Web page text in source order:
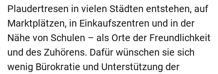
Plaudertresen in vielen Städten entstehen, auf
Marktplätzen, in Einkaufszentren und in der
Nähe von Schulen – als Orte der Freundlichkeit
und des Zuhörens. Dafür wünschen sie sich
wenig Bürokratie und Unterstützung der